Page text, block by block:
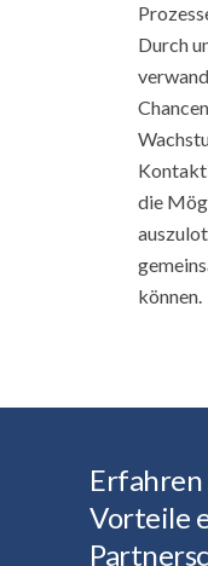
Durch
die
können.
Erfahren
Vorteile